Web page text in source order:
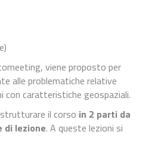
viene proposto per
alle problematiche relative
con caratteristiche geospaziali.
il corso in 2 parti da
di lezione. A queste lezioni si